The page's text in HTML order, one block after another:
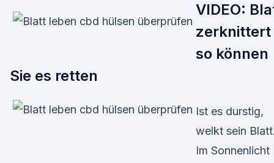
VIDEO:
zerknittert
so können
Sie es retten
Ist es durstig,
welkt sein Blatt.
Im Sonnenlicht